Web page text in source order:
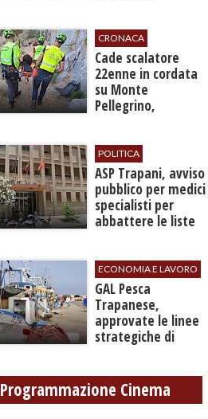
CRONACA
​Cade scalatore
22enne in cordata
su Monte
Pellegrino,
gamba
POLITICA
ASP Trapani, avviso
pubblico per medici
specialisti per
abbattere le liste
ECONOMIA E LAVORO
GAL Pesca
Trapanese,
approvate le linee
strategiche di
settembre
Programmazione Cinema